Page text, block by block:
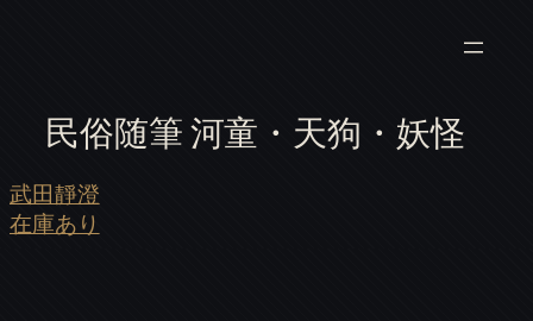
民俗随筆 河童・天狗・妖怪
武田靜澄
在庫あり